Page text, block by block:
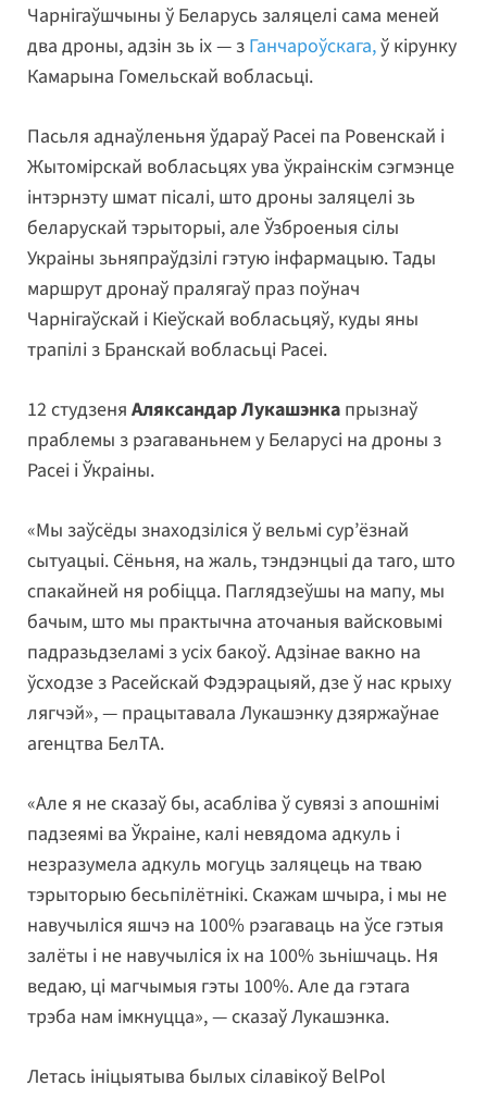
Чарнігаўшчыны ў Беларусь заляцелі сама меней
два дроны, адзін зь іх — з Ганчароўскага,ў кірунку
Камарына Гомельскай вобласьці.
Пасьля аднаўленьня ўдараў Расеі па Ровенскай і
Жытомірскай вобласьцях ува ўкраінскім сэгмэнце
інтэрнэту шмат пісалі, што дроны заляцелі зь
беларускай тэрыторыі, але Ўзброеныя сілы
Украіны зьняпраўдзілі гэтую інфармацыю. Тады
маршрут дронаў пралягаў праз поўнач
Чарнігаўскай і Кіеўскай вобласьцяў, куды яны
трапілі з Бранскай вобласьці Расеі.
12 студзеня Аляксандар Лукашэнка прызнаў
праблемы з рэагаваньнем у Беларусі на дроны з
Расеі і Ўкраіны.
«Мы заўсёды знаходзіліся ў вельмі сур’ёзнай
сытуацыі. Сёньня, на жаль, тэндэнцыі да таго, што
спакайней ня робіцца. Паглядзеўшы на мапу, мы
бачым, што мы практычна аточаныя вайсковымі
падразьдзеламі з усіх бакоў. Адзінае вакно на
ўсходзе з Расейскай Фэдэрацыяй, дзе ў нас крыху
лягчэй», — працытавала Лукашэнку дзяржаўнае
агенцтва БелТА.
«Але я не сказаў бы, асабліва ў сувязі з апошнімі
падзеямі ва Ўкраіне, калі невядома адкуль і
незразумела адкуль могуць заляцець на тваю
тэрыторыю бесьпілётнікі. Скажам шчыра, і мы не
навучыліся яшчэ на 100% рэагаваць на ўсе гэтыя
залёты і не навучыліся іх на 100% зьнішчаць. Ня
ведаю, ці магчымыя гэты 100%. Але да гэтага
трэба нам імкнуцца», — сказаў Лукашэнка.
Летась ініцыятыва былых сілавікоў BelPol